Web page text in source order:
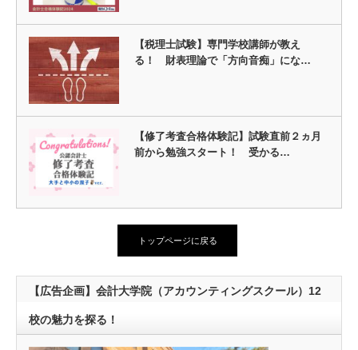
【税理士試験】専門学校講師が教え
る！ 財表理論で「方向音痴」にな…
【修了考査合格体験記】試験直前２ヵ月
前から勉強スタート！ 受かる…
トップページに戻る
【広告企画】会計大学院（アカウンティングスクール）12
校の魅力を探る！